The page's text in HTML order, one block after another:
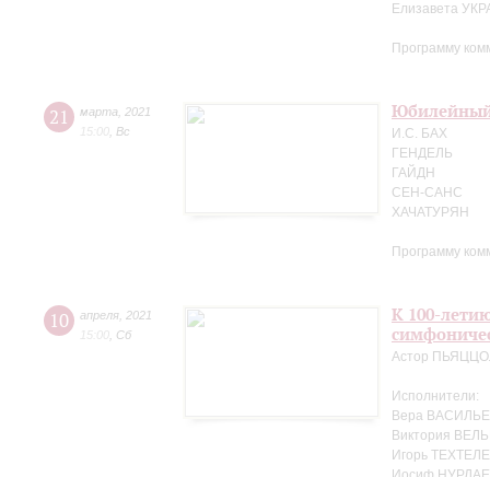
Елизавета
Программу
21 марта
2021
15:00 Вс
Юбилейный
И.С. БАХ
ГЕНДЕЛЬ
ГАЙДН
СЕН-САНС
ХАЧАТУРЯН
Программу
10 апреля 2021
15:00 Сб
К 100-
Астор
Исполнители:
Вера
Виктория
Игорь